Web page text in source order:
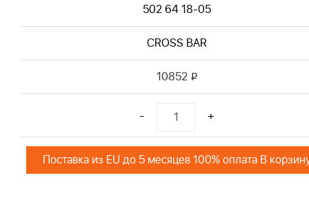
502 64 18-05
CROSS BAR
10852 i
- +
Поставка из EU до 5 месяцев 100% оплата В